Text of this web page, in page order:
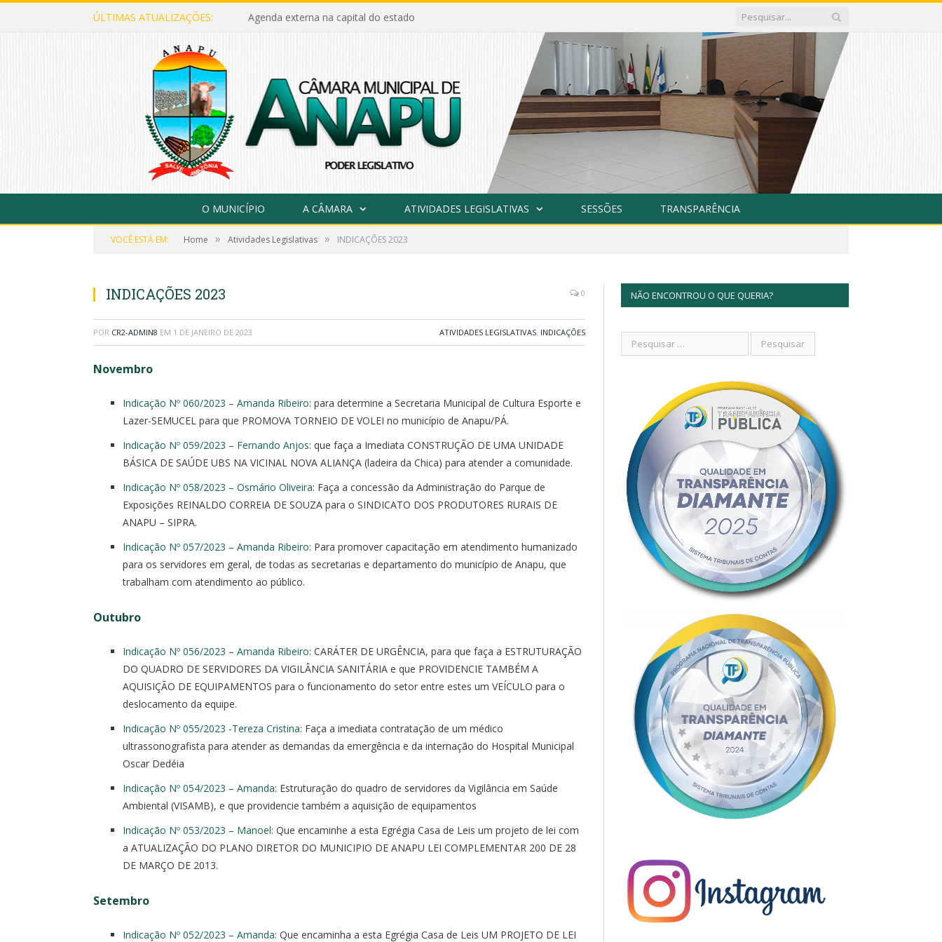
ÚLTIMAS ATUALIZAÇÕES: Agenda externa na capital do estado
O MUNICÍPIO A CÂMARA ATIVIDADES LEGISLATIVAS SESSÕES TRANSPARÊNCIA
VOCÊ ESTÁ EM: Home » Atividades Legislativas » INDICAÇÕES 2023
INDICAÇÕES 2023 0
POR CR2-ADMIN8 EM 1 DE JANEIRO DE 2023 ATIVIDADES LEGISLATIVAS, INDICAÇÕES
Novembro
Indicação Nº 060/2023 – Amanda Ribeiro: para determine a Secretaria Municipal de Cultura Esporte e
Lazer-SEMUCEL para que PROMOVA TORNEIO DE VOLEI no município de Anapu/PÁ.
Indicação Nº 059/2023 – Fernando Anjos: que faça a Imediata CONSTRUÇÃO DE UMA UNIDADE
BÁSICA DE SAÚDE UBS NA VICINAL NOVA ALIANÇA (ladeira da Chica) para atender a comunidade.
Indicação Nº 058/2023 – Osmário Oliveira: Faça a concessão da Administração do Parque de
Exposições REINALDO CORREIA DE SOUZA para o SINDICATO DOS PRODUTORES RURAIS DE
ANAPU – SIPRA.
Indicação Nº 057/2023 – Amanda Ribeiro: Para promover capacitação em atendimento humanizado
para os servidores em geral, de todas as secretarias e departamento do município de Anapu, que
trabalham com atendimento ao público.
Outubro
Indicação Nº 056/2023 – Amanda Ribeiro: CARÁTER DE URGÊNCIA, para que faça a ESTRUTURAÇÃO
DO QUADRO DE SERVIDORES DA VIGILÂNCIA SANITÁRIA e que PROVIDENCIE TAMBÉM A
AQUISIÇÃO DE EQUIPAMENTOS para o funcionamento do setor entre estes um VEÍCULO para o
deslocamento da equipe.
Indicação Nº 055/2023 -Tereza Cristina: Faça a imediata contratação de um médico
ultrassonografista para atender as demandas da emergência e da internação do Hospital Municipal
Oscar Dedéia
Indicação Nº 054/2023 – Amanda: Estruturação do quadro de servidores da Vigilância em Saúde
Ambiental (VISAMB), e que providencie também a aquisição de equipamentos
Indicação Nº 053/2023 – Manoel: Que encaminhe a esta Egrégia Casa de Leis um projeto de lei com
a ATUALIZAÇÃO DO PLANO DIRETOR DO MUNICIPIO DE ANAPU LEI COMPLEMENTAR 200 DE 28
DE MARÇO DE 2013.
Setembro
Indicação Nº 052/2023 – Amanda: Que encaminha a esta Egrégia Casa de Leis UM PROJETO DE LEI
NÃO ENCONTROU O QUE QUERIA?